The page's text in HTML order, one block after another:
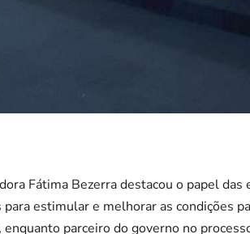
Fátima Bezerra destacou o papel
para estimular e melhorar as condições
enquanto parceiro do governo no